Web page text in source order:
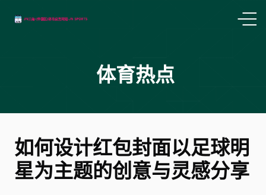
体育热点
如何设计红包封面以足球明
星为主题的创意与灵感分享